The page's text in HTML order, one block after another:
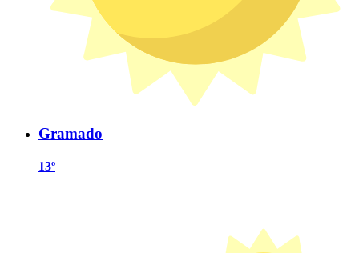
Gramado
13º